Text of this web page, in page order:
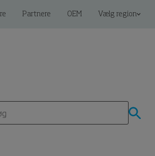
Partnere OEM Vælg region